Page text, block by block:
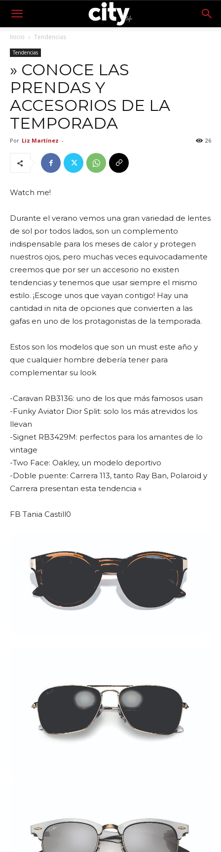
Inicio Tendencias
Tendencias
» CONOCE LAS
PRENDAS Y
ACCESORIOS DE LA
TEMPORADA
Por Liz Martínez - 26
Watch me!
Durante el verano vemos una gran variedad de lentes
de sol por todos lados, son un complemento
indispensable para los meses de calor y protegen
nuestros ojos, pero muchas veces equivocadamente
creemos que por ser un accesorio no existen
tendencias y tenemos que usar siempre el mismo
estilo. ¡Escoge unos que vayan contigo! Hay una
cantidad in nita de opciones que convierten a las
gafas en uno de los protagonistas de la temporada.
Estos son los modelos que son un must este año y
que cualquier hombre debería tener para
complementar su look
-Caravan RB3136: uno de los que más famosos usan
-Funky Aviator Dior Split: solo los más atrevidos los
llevan
-Signet RB3429M: perfectos para los amantes de lo
vintage
-Two Face: Oakley, un modelo deportivo
-Doble puente: Carrera 113, tanto Ray Ban, Polaroid y
Carrera presentan esta tendencia «
FB Tania Castill0